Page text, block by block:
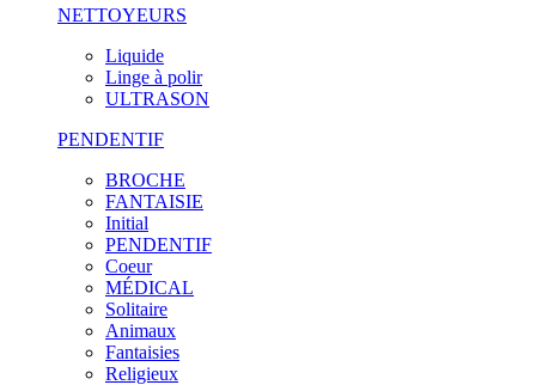
NETTOYEURS
Liquide
Linge à polir
ULTRASON
PENDENTIF
BROCHE
FANTAISIE
Initial
PENDENTIF
Coeur
MÉDICAL
Solitaire
Animaux
Fantaisies
Religieux